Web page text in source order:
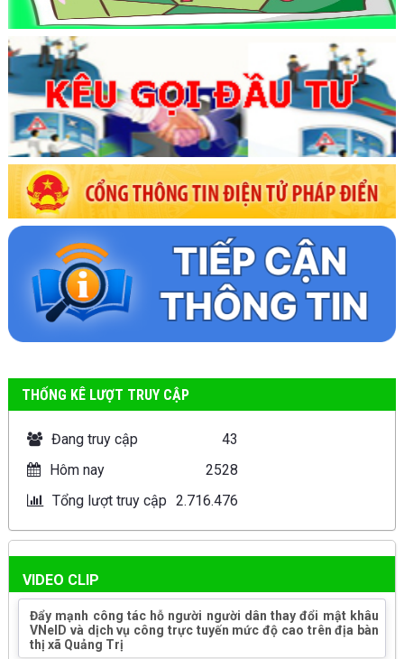
THỐNG KÊ LƯỢT TRUY CẬP
Đang truy cập
43
Hôm nay
2528
Tổng lượt truy cập 2.716.476
VIDEO CLIP
Đẩy mạnh công tác hỗ người người dân thay đổi mật khâu
VNeID và dịch vụ công trực tuyến mức độ cao trên địa bàn
thị xã Quảng Trị